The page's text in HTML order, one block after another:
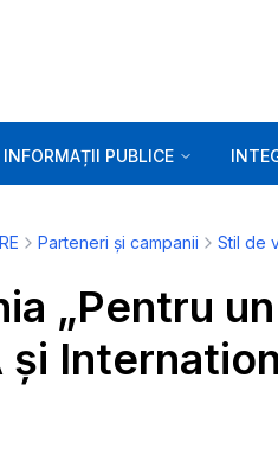
INFORMAȚII PUBLICE
Parteneri și campanii Stil de
„Pentru
și